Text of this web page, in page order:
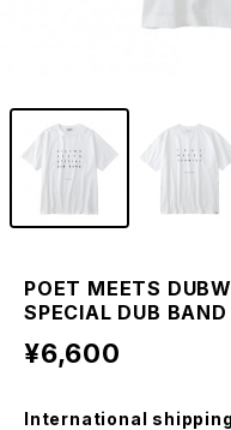
POET MEETS
SPECIAL DUB BAND
¥6,600
International